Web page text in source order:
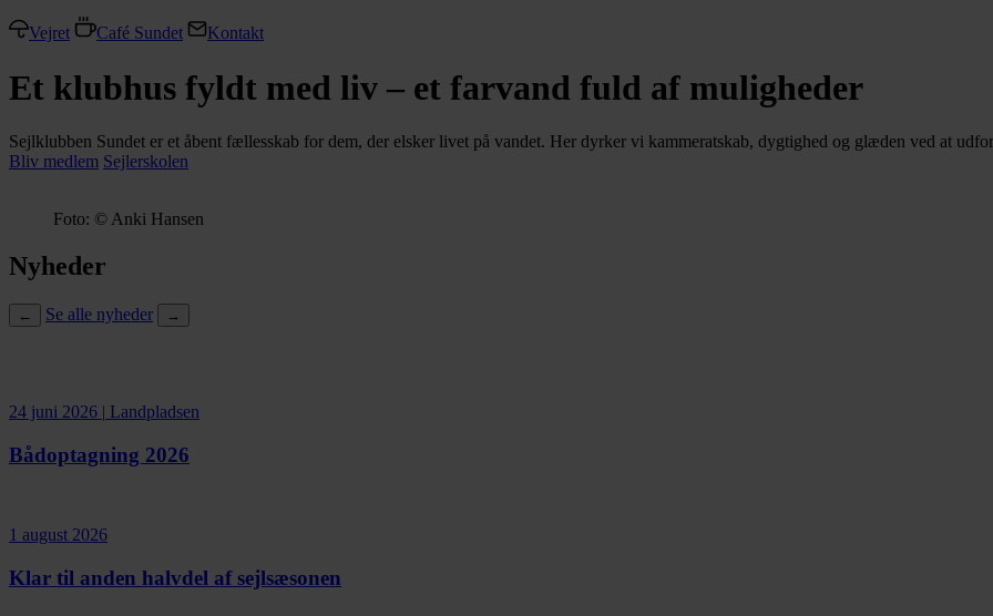
Vejret Café Sundet Kontakt
Et klubhus fyldt med liv – et farvand fuld af muligheder
Sejlklubben Sundet er et åbent fællesskab for dem, der elsker livet på vandet. Her dyrker vi kammeratskab, dygtighed og glæden ved at
Bliv medlem Sejlerskolen
Foto: © Anki Hansen
Nyheder
← Se alle nyheder →
24 juni 2026 | Landpladsen
Bådoptagning 2026
1 august 2026
Klar til anden halvdel af sejlsæsonen